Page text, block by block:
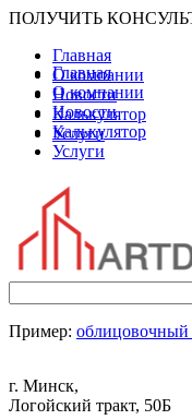
ПОЛУЧИТЬ
Главная
О компании
Новости
Калькулятор
Услуги
Главная
О компании
Новости
Калькулятор
Услуги
Пример:
г. Минск,
Логойский тракт, 50Б